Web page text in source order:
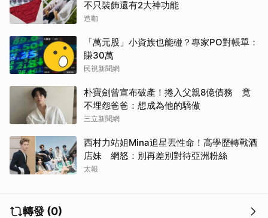
不只裝飾還有2大神功能
造咖
「萬元股」小資族也能碰？專家PO對帳單：
賺30萬
民視新聞網
朴寶劍曾宣布破產！捲入父親8億債務 竟
不埋怨爸爸：想成為他的驕傲
三立新聞網
西村力站姐Mina追星丟性命！高學歷轉戰酒
店妹 網怒：別再差別對待亞洲粉絲
太報
轉發 (0)